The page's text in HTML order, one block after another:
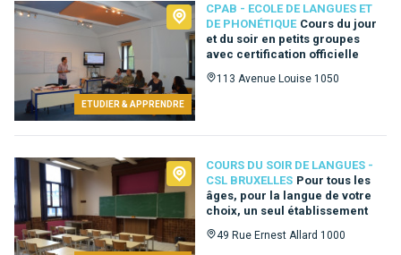
ETUDIER & APPRENDRE
CPAB - ECOLE DE LANGUES ET
DE PHONÉTIQUE Cours du jour
et du soir en petits groupes
avec certification officielle
113 Avenue Louise 1050
COURS DU SOIR DE LANGUES -
CSL BRUXELLES Pour tous les
âges, pour la langue de votre
choix, un seul établissement
49 Rue Ernest Allard 1000